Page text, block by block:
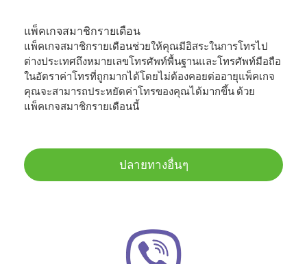
แพ็คเกจสมาชิกรายเดือน
แพ็คเกจสมาชิกรายเดือนช่วยให้คุณมีอิสระในการโทรไป
ต่างประเทศถึงหมายเลขโทรศัพท์พื้นฐานและโทรศัพท์มือถือ
ในอัตราค่าโทรที่ถูกมากได้โดยไม่ต้องคอยต่ออายุแพ็คเกจ
คุณจะสามารถประหยัดค่าโทรของคุณได้มากขึ้น ด้วย
แพ็คเกจสมาชิกรายเดือนนี้
ปลายทางอื่นๆ